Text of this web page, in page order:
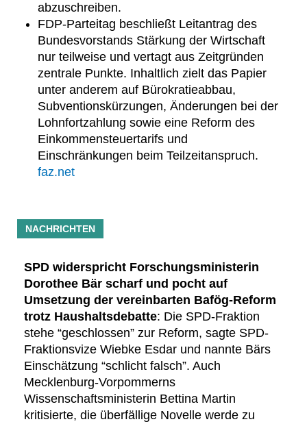
abzuschreiben.
FDP-Parteitag beschließt Leitantrag des
Bundesvorstands Stärkung der Wirtschaft
nur teilweise und vertagt aus Zeitgründen
zentrale Punkte. Inhaltlich zielt das Papier
unter anderem auf Bürokratieabbau,
Subventionskürzungen, Änderungen bei der
Lohnfortzahlung sowie eine Reform des
Einkommensteuertarifs und
Einschränkungen beim Teilzeitanspruch.
faz.net
NACHRICHTEN
SPD widerspricht Forschungsministerin
Dorothee Bär scharf und pocht auf
Umsetzung der vereinbarten Bafög-Reform
trotz Haushaltsdebatte: Die SPD-Fraktion
stehe “geschlossen” zur Reform, sagte SPD-
Fraktionsvize Wiebke Esdar und nannte Bärs
Einschätzung “schlicht falsch”. Auch
Mecklenburg-Vorpommerns
Wissenschaftsministerin Bettina Martin
kritisierte, die überfällige Novelle werde zu